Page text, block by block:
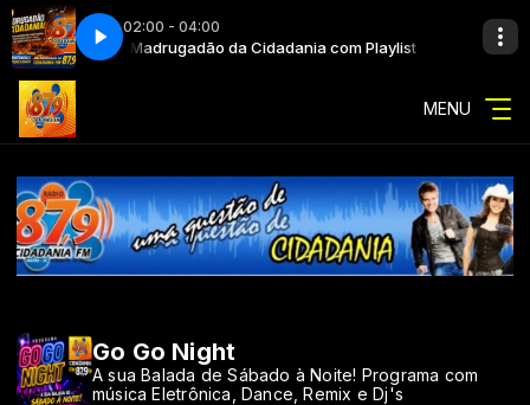
02:00 - 04:00
com Playlist Madrugadão da Cidadania com Playlist
Amanhecer Sertanejo
MENU
Go Go Night
A sua Balada de Sábado à Noite! Programa com
música Eletrônica, Dance, Remix e Dj's